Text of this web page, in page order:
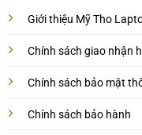
Giới thiệu Mỹ Tho
Chính sách giao nhận
Chính sách bảo mật
Chính sách bảo hành